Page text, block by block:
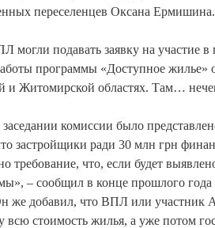
переселенцев Оксана Ермишина.
подавать заявку на участие в
программы «Доступное жилье»
и Житомирской областях. Там…
комиссии было
застройщики ради 30 млн грн
требование, что, если будет
– сообщил в конце прошлого года
же добавил, что ВПЛ или
стоимость жилья, а уже потом